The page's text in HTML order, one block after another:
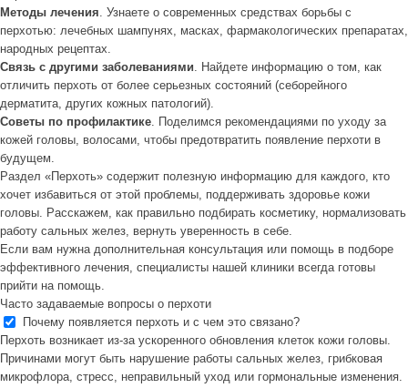
Методы лечения. Узнаете о современных средствах борьбы с
перхотью: лечебных шампунях, масках, фармакологических препаратах,
народных рецептах.
Связь с другими заболеваниями. Найдете информацию о том, как
отличить перхоть от более серьезных состояний (себорейного
дерматита, других кожных патологий).
Советы по профилактике. Поделимся рекомендациями по уходу за
кожей головы, волосами, чтобы предотвратить появление перхоти в
будущем.
Раздел «Перхоть» содержит полезную информацию для каждого, кто
хочет избавиться от этой проблемы, поддерживать здоровье кожи
головы. Расскажем, как правильно подбирать косметику, нормализовать
работу сальных желез, вернуть уверенность в себе.
Если вам нужна дополнительная консультация или помощь в подборе
эффективного лечения, специалисты нашей клиники всегда готовы
прийти на помощь.
Часто задаваемые вопросы о перхоти
Почему появляется перхоть и с чем это связано?
Перхоть возникает из-за ускоренного обновления клеток кожи головы.
Причинами могут быть нарушение работы сальных желез, грибковая
микрофлора, стресс, неправильный уход или гормональные изменения.